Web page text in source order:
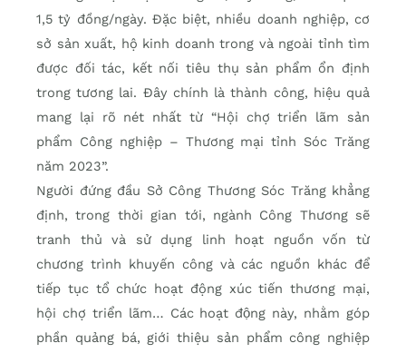
1,5 tỷ đồng/ngày. Đặc biệt, nhiều doanh nghiệp, cơ
sở sản xuất, hộ kinh doanh trong và ngoài tỉnh tìm
được đối tác, kết nối tiêu thụ sản phẩm ổn định
trong tương lai. Đây chính là thành công, hiệu quả
mang lại rõ nét nhất từ “Hội chợ triển lãm sản
phẩm Công nghiệp – Thương mại tỉnh Sóc Trăng
năm 2023”.
Người đứng đầu Sở Công Thương Sóc Trăng khẳng
định, trong thời gian tới, ngành Công Thương sẽ
tranh thủ và sử dụng linh hoạt nguồn vốn từ
chương trình khuyến công và các nguồn khác để
tiếp tục tổ chức hoạt động xúc tiến thương mại,
hội chợ triển lãm… Các hoạt động này, nhằm góp
phần quảng bá, giới thiệu sản phẩm công nghiệp